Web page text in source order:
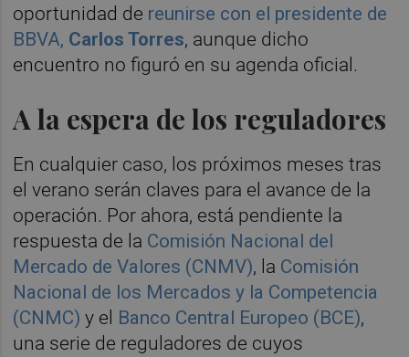
oportunidad de reunirse con el presidente de
BBVA, Carlos Torres, aunque dicho
encuentro no figuró en su agenda oficial.
A la espera de los reguladores
En cualquier caso, los próximos meses tras
el verano serán claves para el avance de la
operación. Por ahora, está pendiente la
respuesta de la Comisión Nacional del
Mercado de Valores (CNMV), la Comisión
Nacional de los Mercados y la Competencia
(CNMC) y el Banco Central Europeo (BCE),
una serie de reguladores de cuyos